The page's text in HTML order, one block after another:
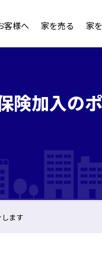
客様へ 家を売る 家
険加入の
ます